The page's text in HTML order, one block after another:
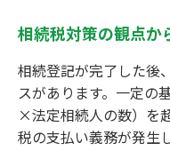
相続税対策の観点か
相続登記が完了した後
スがあります。一定の
×法定相続人の数）を
税の支払い義務が発生